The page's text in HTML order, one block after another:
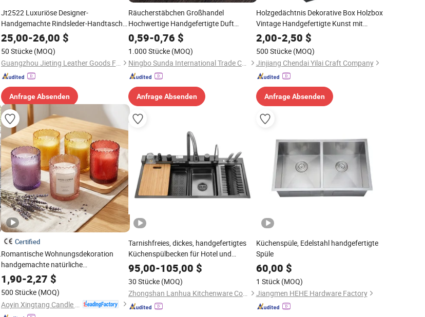
Jt2522 Luxuriöse Designer-
Handgemachte Rindsleder-Handtasche
Trendige Geflochtene Damen
Schultertasche mit Ketten Weiche
Damen Umhängetasche
25,00-26,00 $
50 Stücke (MOQ)
Guangzhou Jieting Leather Goods Factory
Anfrage Absenden
Räucherstäbchen Großhandel
Hochwertige Handgefertigte Duft
Anpassbare Bambus Räucherstäbchen
Premium Farbige Duftende
Räucherstäbchen
0,59-0,76 $
1.000 Stücke (MOQ)
Ningbo Sunda International Trade Co., Ltd.
Anfrage Absenden
Holzgedächtnis Dekorative Box Holzbox
Vintage Handgefertigte Kunst mit
Schloss Schmuck Geschenk
Aufbewahrung Holzbox
2,00-2,50 $
500 Stücke (MOQ)
Jinjiang Chendai Yilai Craft Company
Anfrage Absenden
Certified
Romantische Wohnungsdekoration
handgemachte natürliche
Sojawachsglasbehälter Duftkerzen
1,90-2,27 $
500 Stücke (MOQ)
Tarnishfreies, dickes, handgefertigtes
Küchenspülbecken für Hotel und
Restaurant
95,00-105,00 $
30 Stücke (MOQ)
Zhongshan Lanhua Kitchenware Co., Ltd.
Küchenspüle, Edelstahl handgefertigte
Spüle
60,00 $
1 Stück (MOQ)
Jiangmen HEHE Hardware Factory